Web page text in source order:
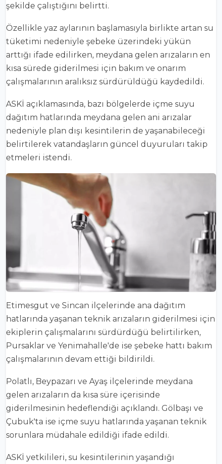
şekilde çalıştığını belirtti.
Özellikle yaz aylarının başlamasıyla birlikte artan su
tüketimi nedeniyle şebeke üzerindeki yükün
arttığı ifade edilirken, meydana gelen arızaların en
kısa sürede giderilmesi için bakım ve onarım
çalışmalarının aralıksız sürdürüldüğü kaydedildi.
ASKİ açıklamasında, bazı bölgelerde içme suyu
dağıtım hatlarında meydana gelen ani arızalar
nedeniyle plan dışı kesintilerin de yaşanabileceği
belirtilerek vatandaşların güncel duyuruları takip
etmeleri istendi.
Etimesgut ve Sincan ilçelerinde ana dağıtım
hatlarında yaşanan teknik arızaların giderilmesi için
ekiplerin çalışmalarını sürdürdüğü belirtilirken,
Pursaklar ve Yenimahalle'de ise şebeke hattı bakım
çalışmalarının devam ettiği bildirildi.
Polatlı, Beypazarı ve Ayaş ilçelerinde meydana
gelen arızaların da kısa süre içerisinde
giderilmesinin hedeflendiği açıklandı. Gölbaşı ve
Çubuk'ta ise içme suyu hatlarında yaşanan teknik
sorunlara müdahale edildiği ifade edildi.
ASKİ yetkilileri, su kesintilerinin yaşandığı